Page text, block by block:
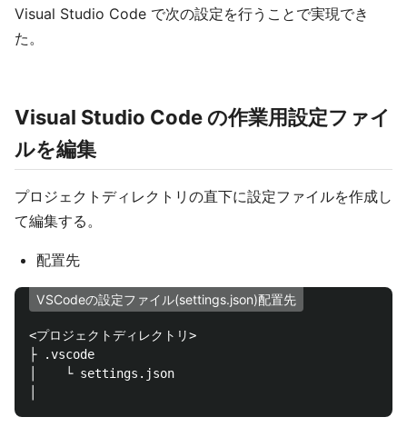
Visual Studio Code で次の設定を行うことで実現でき
た。
Visual Studio Code の作業用設定ファイ
ルを編集
プロジェクトディレクトリの直下に設定ファイルを作成し
て編集する。
配置先
VSCodeの設定ファイル(settings.json)配置先
<プロジェクトディレクトリ>
├ .vscode
│    └ settings.json